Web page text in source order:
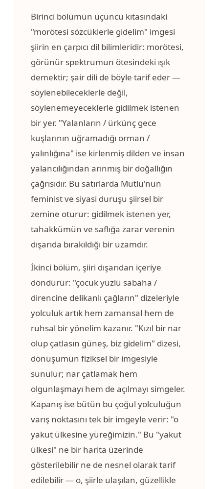
Birinci bölümün üçüncü kıtasındaki
"morötesi sözcüklerle gidelim" imgesi
şiirin en çarpıcı dil bilimleridir: morötesi,
görünür spektrumun ötesindeki ışık
demektir; şair dili de böyle tarif eder —
söylenebileceklerle değil,
söylenemeyeceklerle gidilmek istenen
bir yer. "Yalanların / ürkünç gece
kuşlarının uğramadığı orman /
yalınlığına" ise kirlenmiş dilden ve insan
yalancılığından arınmış bir doğallığın
çağrısıdır. Bu satırlarda Mutlu'nun
feminist ve siyasi duruşu şiirsel bir
zemine oturur: gidilmek istenen yer,
tahakkümün ve saflığa zarar verenin
dışarıda bırakıldığı bir uzamdır.
İkinci bölüm, şiiri dışarıdan içeriye
döndürür: "çocuk yüzlü sabaha /
direncine delikanlı çağların" dizeleriyle
yolculuk artık hem zamansal hem de
ruhsal bir yönelim kazanır. "Kızıl bir nar
olup çatlasın güneş, biz gidelim" dizesi,
dönüşümün fiziksel bir imgesiyle
sunulur; nar çatlamak hem
olgunlaşmayı hem de açılmayı simgeler.
Kapanış ise bütün bu çoğul yolculuğun
varış noktasını tek bir imgeyle verir: "o
yakut ülkesine yüreğimizin." Bu "yakut
ülkesi" ne bir harita üzerinde
gösterilebilir ne de nesnel olarak tarif
edilebilir — o, şiirle ulaşılan, güzellikle